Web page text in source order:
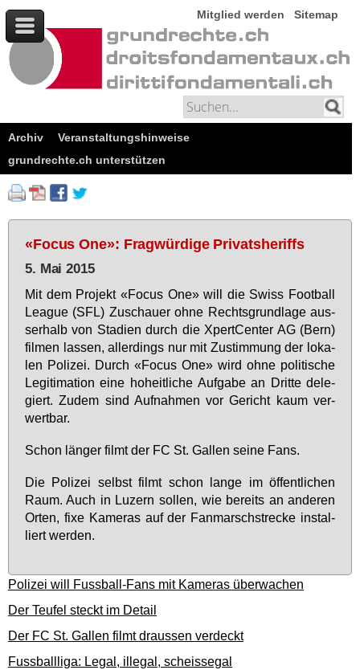
Mitglied werden Sitemap
Archiv
Veranstaltungshinweise
grundrechte.ch unterstützen
«Focus One»: Fragwürdige Privatsheriffs
5. Mai 2015
Mit dem Pro­jekt «Fo­cus One» will die Swiss Foot­ball
Le­ague (SFL) Zu­schau­er oh­ne Rechts­grund­la­ge aus­
ser­halb von Sta­di­en durch die Xpert­Cen­ter AG (Bern)
fil­men las­sen, al­ler­dings nur mit Zu­stim­mung der lo­ka­
len Po­li­zei. Durch «Fo­cus One» wird oh­ne po­li­ti­sche
Le­gi­ti­ma­ti­on ei­ne ho­heit­li­che Auf­ga­be an Drit­te de­le­
giert. Zu­dem sind Auf­nah­men vor Ge­richt kaum ver­
wert­bar.
Schon län­ger filmt der FC St. Gal­len sei­ne Fans.
Die Po­li­zei selbst filmt schon lan­ge im öf­fent­li­chen
Raum. Auch in Lu­zern sol­len, wie be­reits an an­de­ren
Or­ten, fi­xe Ka­me­ras auf der Fan­marsch­stre­cke in­stal­
liert wer­den.
Polizei will Fussball-Fans mit Kameras überwachen
Der Teufel steckt im Detail
Der FC St. Gallen filmt draussen verdeckt
Fussballliga: Legal, illegal, scheissegal